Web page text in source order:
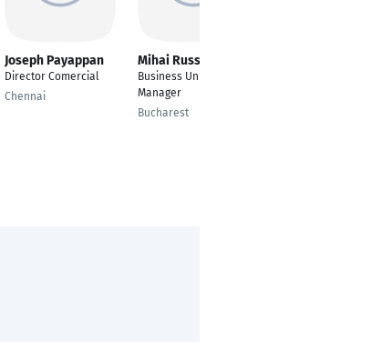
Joseph Payappan
Director Comercial
Chennai
Mihai Russe
Business Unit
Manager
Bucharest